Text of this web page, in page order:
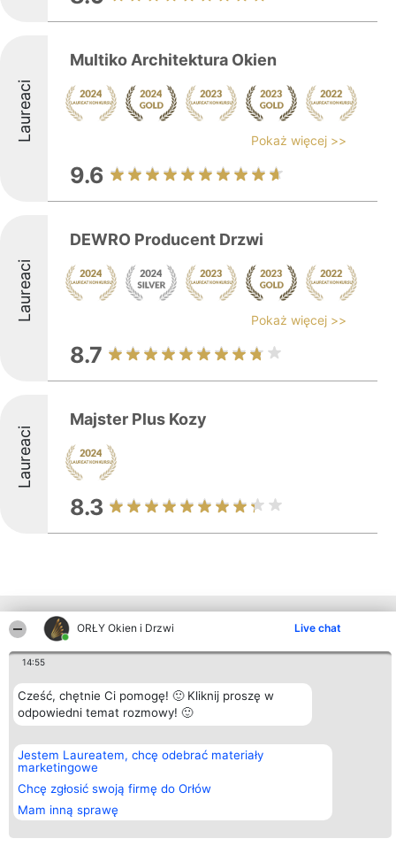
ORŁY Okien i Drzwi Live chat
14:55
Cześć, chętnie Ci pomogę! 🙂 Kliknij proszę w
odpowiedni temat rozmowy! 🙂
Jestem Laureatem, chcę odebrać materiały
marketingowe
Chcę zgłosić swoją firmę do Orłów
Mam inną sprawę
Laureaci
Multiko Architektura Okien
Pokaż więcej >>
9.6
Laureaci
DEWRO Producent Drzwi
Pokaż więcej >>
8.7
Laureaci
Majster Plus Kozy
8.3
Inne firmy z województwa
Organizator plebiscytu
Bright Side Solutions sp. z o.
o. sp. k.
ul. Ruska 22
KRS 0000749100 | Regon
381313360 | NIP 8943132676
+48 508 492 400
Plebiscyt
Laureaci
Lista
wszystkich
Zasady
Prywatności
Kontakt
Kontakt